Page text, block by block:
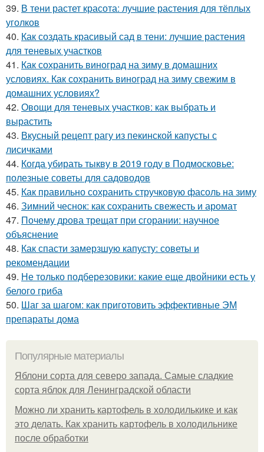
39. В тени растет красота: лучшие растения для тёплых
уголков
40. Как создать красивый сад в тени: лучшие растения
для теневых участков
41. Как сохранить виноград на зиму в домашних
условиях. Как сохранить виноград на зиму свежим в
домашних условиях?
42. Овощи для теневых участков: как выбрать и
вырастить
43. Вкусный рецепт рагу из пекинской капусты с
лисичками
44. Когда убирать тыкву в 2019 году в Подмосковье:
полезные советы для садоводов
45. Как правильно сохранить стручковую фасоль на зиму
46. Зимний чеснок: как сохранить свежесть и аромат
47. Почему дрова трещат при сгорании: научное
объяснение
48. Как спасти замерзшую капусту: советы и
рекомендации
49. Не только подберезовики: какие еще двойники есть у
белого гриба
50. Шаг за шагом: как приготовить эффективные ЭМ
препараты дома
Популярные материалы
Яблони сорта для северо запада. Самые сладкие
сорта яблок для Ленинградской области
Можно ли хранить картофель в холодилькике и как
это делать. Как хранить картофель в холодильнике
после обработки